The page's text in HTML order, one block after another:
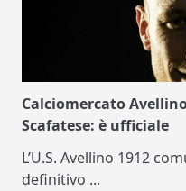
Calciomercato
Scafatese: è ufficiale
L’U.S. Avellino 1912
definitivo ...